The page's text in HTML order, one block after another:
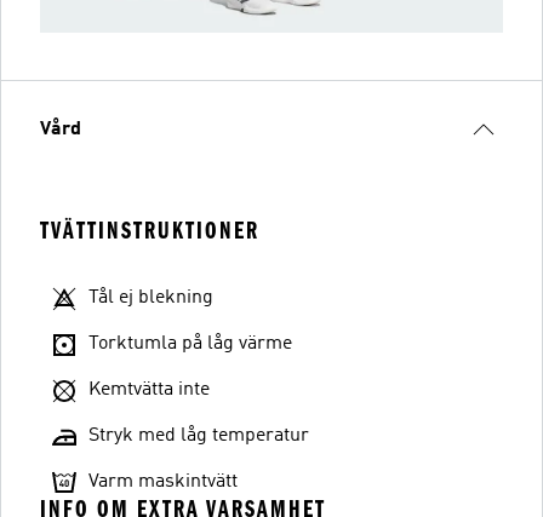
Vård
TVÄTTINSTRUKTIONER
Tål ej blekning
Torktumla på låg värme
Kemtvätta inte
Stryk med låg temperatur
Varm maskintvätt
INFO OM EXTRA VARSAMHET